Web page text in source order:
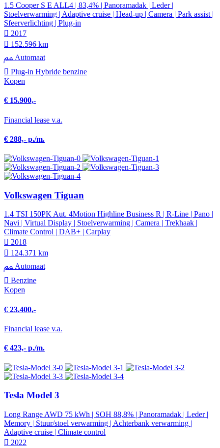
1.5 Cooper S E ALL4 | 83,4% | Panoramadak | Leder |
Stoelverwarming | Adaptive cruise | Head-up | Camera | Park assist |
Sfeerverlichting | Plug-in
2017
152.596 km
Automaat
Plug-in Hybride benzine
Kopen
€ 15.900,-
Financial lease v.a.
€ 288,- p./m.
Volkswagen Tiguan
1.4 TSI 150PK Aut. 4Motion Highline Business R | R-Line | Pano |
Navi | Virtual Display | Stoelverwarming | Camera | Trekhaak |
Climate Control | DAB+ | Carplay
2018
124.371 km
Automaat
Benzine
Kopen
€ 23.400,-
Financial lease v.a.
€ 423,- p./m.
Tesla Model 3
Long Range AWD 75 kWh | SOH 88,8% | Panoramadak | Leder |
Memory | Stuur/stoel verwarming | Achterbank verwarming |
Adaptive cruise | Climate control
2022